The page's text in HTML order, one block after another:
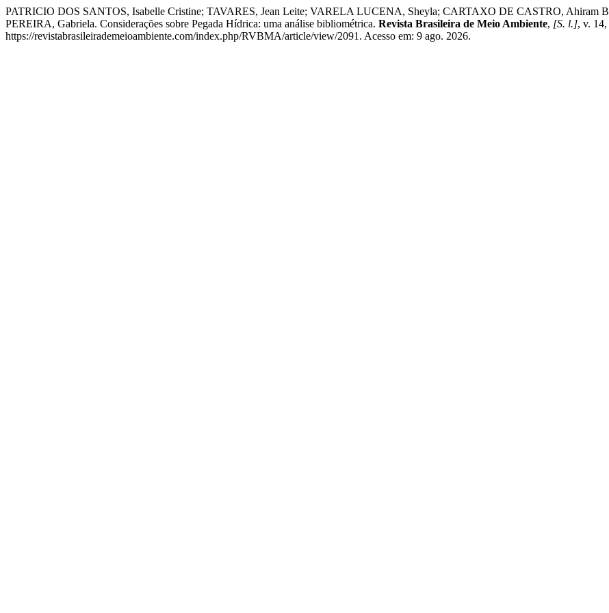
PATRICIO DOS SANTOS, Isabelle Cristine; TAVARES, Jean Leite; VARELA LUCENA, Sheyla; CARTAXO DE CASTRO,
PEREIRA, Gabriela. Considerações sobre Pegada Hídrica: uma análise bibliométrica. Revista Brasileira de Meio Ambiente, [S. l.], v.
https://revistabrasileirademeioambiente.com/index.php/RVBMA/article/view/2091. Acesso em: 9 ago. 2026.